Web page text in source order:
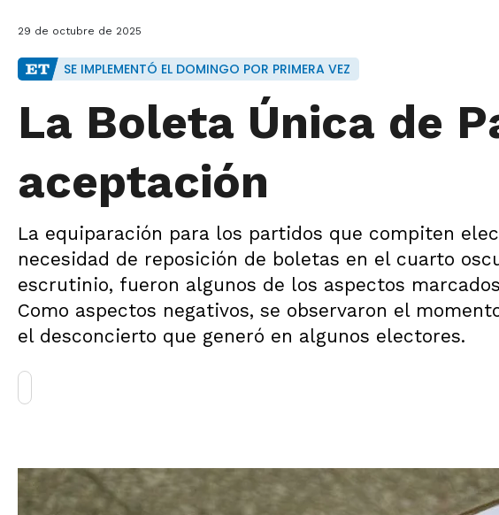
29 de octubre de 2025
SE IMPLEMENTÓ EL DOMINGO POR PRIMERA VEZ
La Boleta Única de
aceptación
La equiparación para los partidos que compiten
necesidad de reposición de boletas en el cuarto
escrutinio, fueron algunos de los aspectos
Como aspectos negativos, se observaron el
el desconcierto que generó en algunos electores.